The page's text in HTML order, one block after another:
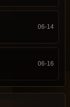
06-14
06-16